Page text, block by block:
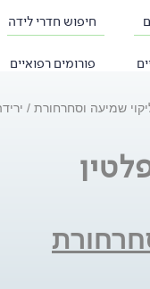
חיפוש חדרי לידה
פורומים רפואיים
שמיעה וסחרחורת